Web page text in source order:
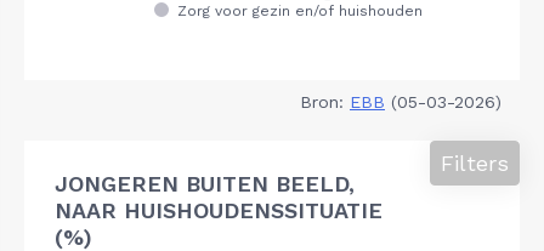
Bron: EBB (05-03-2026)
JONGEREN BUITEN BEELD,
NAAR HUISHOUDENSSITUATIE
(%)
Filters